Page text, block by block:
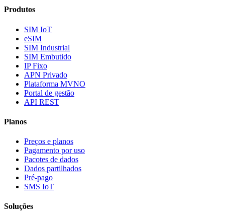
Produtos
SIM IoT
eSIM
SIM Industrial
SIM Embutido
IP Fixo
APN Privado
Plataforma MVNO
Portal de gestão
API REST
Planos
Preços e planos
Pagamento por uso
Pacotes de dados
Dados partilhados
Pré-pago
SMS IoT
Soluções